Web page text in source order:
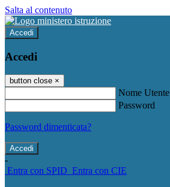
Salta al contenuto
Accedi
Accedi
button close ×
Nome Utente
Password
Password dimenticata?
-
Entra con SPID Entra con CIE